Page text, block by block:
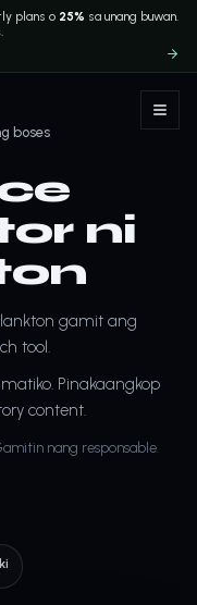
plans o 25% sa unang buwan.
boses
ni
gamit ang
tool.
Pinakaangkop
content.
nang responsable.